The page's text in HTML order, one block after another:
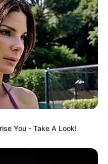
You - Take A Look!